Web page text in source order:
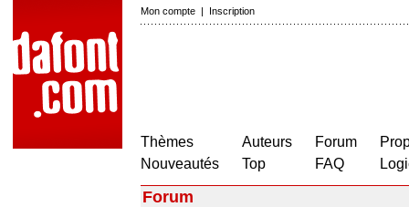
Mon compte | Inscription
Thèmes
Nouveautés
Auteurs
Top
Forum
FAQ
Forum